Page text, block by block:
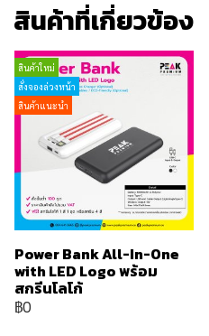
สินค้าที่เกี่ยวข้อง
สินค้าใหม่
สั่งจองล่วงหน้า
สินค้าแนะนำ
Power Bank All-In-One
with LED Logo พร้อม
สกรีนโลโก้
฿0